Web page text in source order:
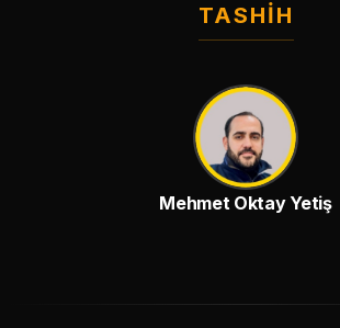
TASHIH
Mehmet Oktay Yetiş